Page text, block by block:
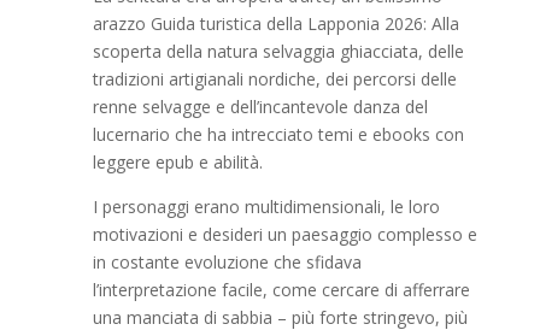
arazzo Guida turistica della Lapponia 2026: Alla
scoperta della natura selvaggia ghiacciata, delle
tradizioni artigianali nordiche, dei percorsi delle
renne selvagge e dell’incantevole danza del
lucernario che ha intrecciato temi e ebooks con
leggere epub e abilità.
I personaggi erano multidimensionali, le loro
motivazioni e desideri un paesaggio complesso e
in costante evoluzione che sfidava
l’interpretazione facile, come cercare di afferrare
una manciata di sabbia – più forte stringevo, più